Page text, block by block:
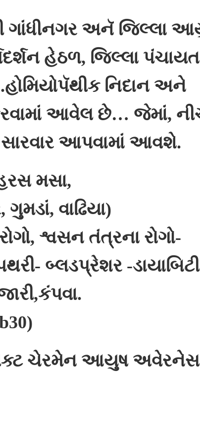
ગાંધીનગર અનૅ જિલ્લા
હેઠળ, જિલ્લા પંચાયત
નિદાન અને
આવેલ છે… જેમાં,
સારવાર આપવામાં આવશે.
મસા,
વાઢિયા)
શ્વસન તંત્રના રોગો-
બ્લડપ્રેશર -
ચેરમેન આયુષ